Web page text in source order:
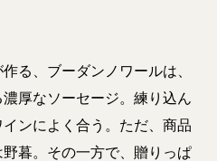
る、ブーダンノワールは、
厚なソーセージ。練り込ん
ンによく合う。ただ、商品
暮。その一方で、贈りっぱ